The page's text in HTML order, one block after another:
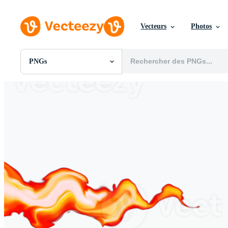
Vecteurs Photos
PNGs
Toutes Images
Images Éditoriales
Événements Éditoriaux